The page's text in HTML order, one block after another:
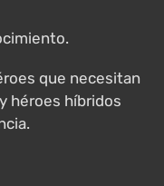
que necesitan
héroes híbridos